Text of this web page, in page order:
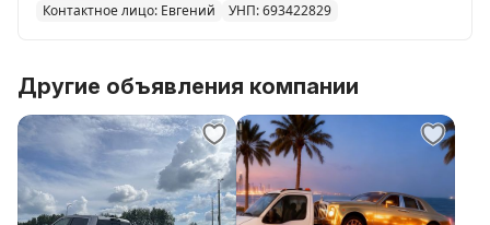
Контактное лицо: Евгений
УНП: 693422829
Другие объявления компании